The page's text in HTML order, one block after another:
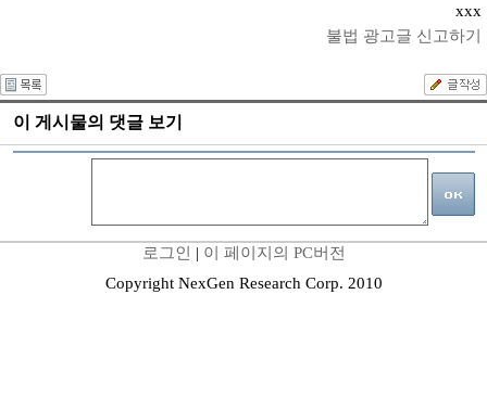
xxx
불법 광고글 신고하기
이 게시물의 댓글 보기
로그인 | 이 페이지의 PC버전
Copyright NexGen Research Corp. 2010